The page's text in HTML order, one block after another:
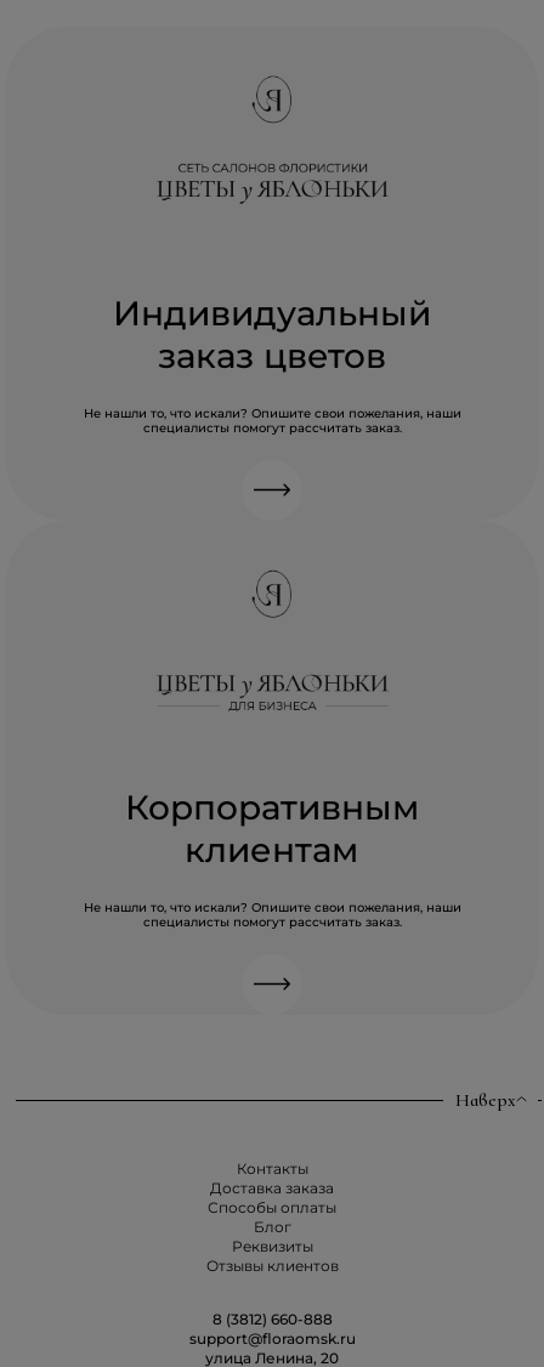
Индивидуальный
заказ цветов
Не нашли то, что искали? Опишите свои пожелания, наши
специалисты помогут рассчитать заказ.
Корпоративным
клиентам
Не нашли то, что искали? Опишите свои пожелания, наши
специалисты помогут рассчитать заказ.
Наверх
Контакты
Доставка заказа
Способы оплаты
Блог
Реквизиты
Отзывы клиентов
8 (3812) 660-888
support@floraomsk.ru
улица Ленина, 20